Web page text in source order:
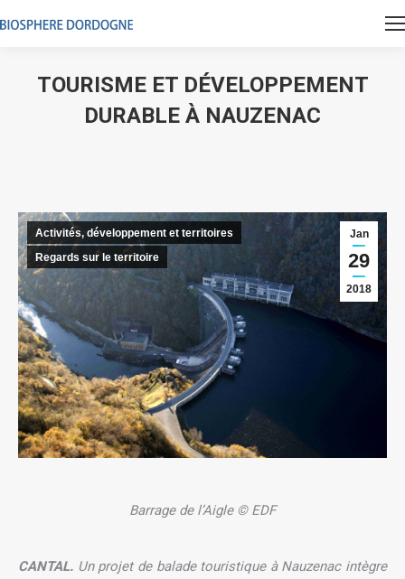
TOURISME ET DÉVELOPPEMENT
DURABLE À NAUZENAC
Jan
29
2018
Activités, développement et territoires
Regards sur le territoire
Barrage de l’Aigle © EDF
CANTAL. Un projet de balade touristique à Nauzenac intègre